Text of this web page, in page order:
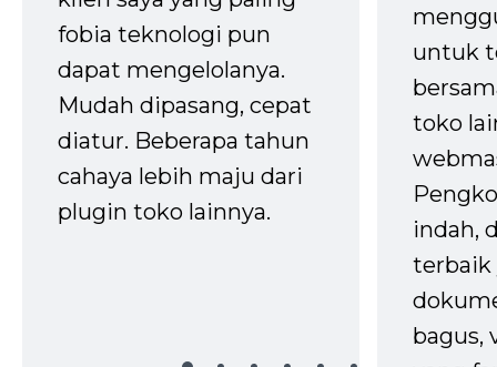
fobia teknologi pun
dapat mengelolanya.
Mudah dipasang, cepat
diatur. Beberapa tahun
cahaya lebih maju dari
plugin toko lainnya.
untuk
toko
indah,
terbaik
bagus,